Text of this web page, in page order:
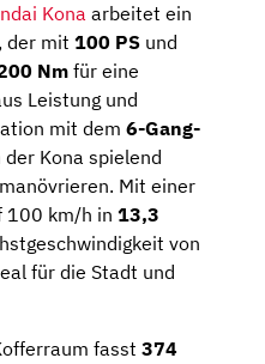
Kona arbeitet ein
der mit 100 PS und
Nmfür eine
Leistung und
mit dem 6-Gang-
Kona spielend
Mit einer
100 km/h in 13,3
von
für die Stadt und
fasst 374